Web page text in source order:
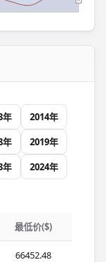
年
2014年
年
2019年
年
2024年
最低价($)
66452.48